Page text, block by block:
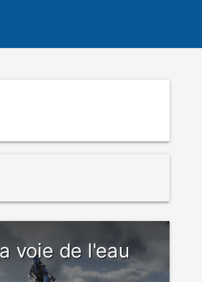
voie de l'eau